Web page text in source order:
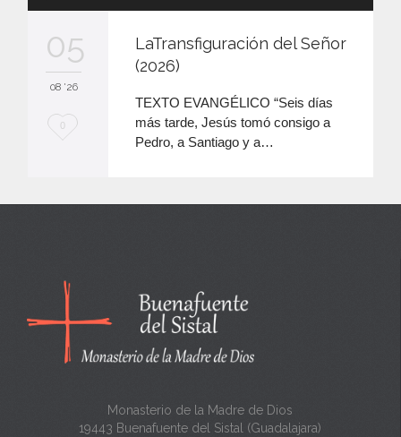
05
08 '26
M
n
a
0
LaTransfiguración del Señor
(2026)
TEXTO EVANGÉLICO “Seis días
más tarde, Jesús tomó consigo a
Pedro, a Santiago y a…
Monasterio de la Madre de Dios
19443 Buenafuente del Sistal (Guadalajara)